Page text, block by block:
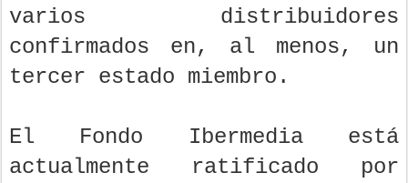
varios distribuidores
confirmados en, al menos, un
tercer estado miembro.
El Fondo Ibermedia está
actualmente ratificado por